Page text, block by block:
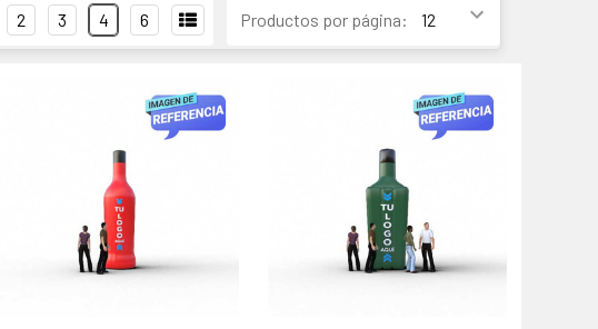
Productos por página:
2 3 4 6